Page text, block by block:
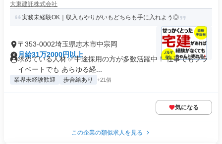
大東建託株式会社
実務未経験OK｜収入もやりがいもどちらも手に入れよう◎
〒353-0002埼玉県志木市中宗岡
月給31万2000円以上
求めている人材 ✅中途採用の方が多数活躍中！ 仕事でもプラ
イベートでも あらゆる経...
業界未経験歓迎 歩合給あり +21個
気になる
この企業の類似求人を見る